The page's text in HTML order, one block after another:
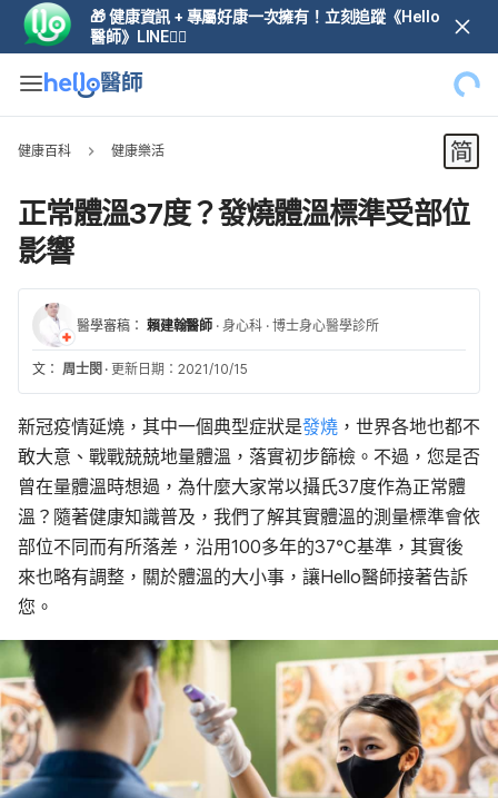
🎁 健康資訊 + 專屬好康一次擁有！立刻追蹤《Hello
醫師》LINE👆🏼
健康百科 健康樂活
正常體溫37度？發燒體溫標準受部位
影響
醫學審稿： 賴建翰醫師 · 身心科 · 博士身心醫學診所
文： 周士閔 · 更新日期：2021/10/15
新冠疫情延燒，其中一個典型症狀是發燒 ，世界各地也都不
敢大意、戰戰兢兢地量體溫，落實初步篩檢。不過，您是否
曾在量體溫時想過，為什麼大家常以攝氏37度作為正常體
溫？隨著健康知識普及，我們了解其實體溫的測量標準會依
部位不同而有所落差，沿用100多年的37℃基準，其實後
來也略有調整，關於體溫的大小事，讓Hello醫師接著告訴
您。